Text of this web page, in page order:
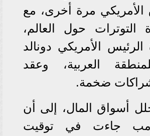
مرة أخرى، مع
التوترات حول العالم،
الرئيس الأمريكي دونالد
العربية، وعقد
ضخمة.
أسواق المال، إلى أن
جاءت في توقيت